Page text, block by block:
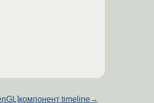
timeline→